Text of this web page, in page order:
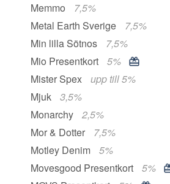
Memmo
7,5%
Metal Earth Sverige
7,5%
Min lilla Sötnos
7,5%
Mio Presentkort
5%
Mister Spex
upp till 5%
Mjuk
3,5%
Monarchy
2,5%
Mor & Dotter
7,5%
Motley Denim
5%
Movesgood Presentkort
5%